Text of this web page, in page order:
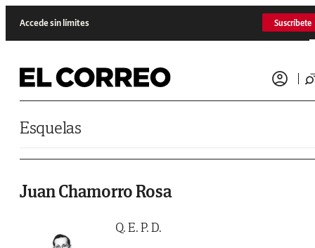
Accede sin límites Suscríbete
Esquelas
Juan Chamorro Rosa
Q. E. P. D.